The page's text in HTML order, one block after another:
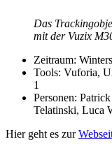
Das
mit der Vuzix
Zeitraum:
Tools: Vuforia,
1
Personen:
Telatinski, Luca
Hier geht es zur